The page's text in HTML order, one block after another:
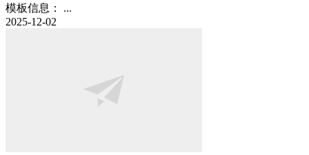
模板信息： ...
2025-12-02